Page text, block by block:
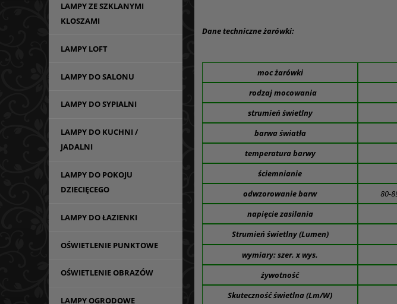
LAMPY ZE SZKLANYMI
KLOSZAMI
LAMPY LOFT
LAMPY DO SALONU
LAMPY DO SYPIALNI
LAMPY DO KUCHNI /
JADALNI
LAMPY DO POKOJU
DZIECIĘCEGO
LAMPY DO ŁAZIENKI
OŚWIETLENIE PUNKTOWE
OŚWIETLENIE OBRAZÓW
LAMPY OGRODOWE
Dane techniczne żarówki:
moc żarówki
rodzaj mocowania
strumień świetlny
barwa światła
temperatura barwy
ściemnianie
odwzorowanie barw
80-
napięcie zasilania
Strumień świetlny (Lumen)
wymiary: szer. x wys.
żywotność
Skuteczność świetlna (Lm/W)